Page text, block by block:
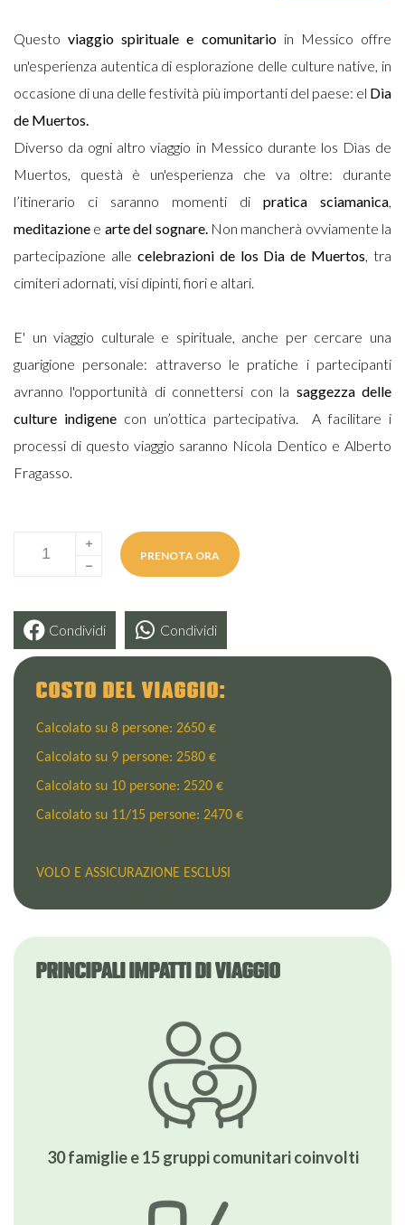
Questoviaggio spirituale e comunitarioin Messico offre
un'esperienza autentica di esplorazione delle culture native, in
occasione di una delle festività più importanti del paese: el Dìa
de Muertos. ​
Diverso da ogni altro viaggio in Messico durante los Dìas de
Muertos, questà è un'esperienza che va oltre: durante
l’itinerario ci saranno momenti di pratica sciamanica,
meditazione e arte del sognare.Non mancherà ovviamente la
partecipazione alle celebrazioni de los Dia de Muertos, tra
cimiteri adornati, visi dipinti, fiori e altari.
E' un viaggio culturale e spirituale, anche per cercare una
guarigione personale: attraverso le pratiche i partecipanti
avranno l'opportunità di connettersi con la saggezza delle
culture indigenecon un’ottica partecipativa. A facilitare i
processi di questo viaggio saranno Nicola Dentico e Alberto
Fragasso.
PRENOTA ORA
Condividi Condividi
COSTO DEL VIAGGIO:
Calcolato su 8 persone: 2650 €
Calcolato su 9 persone: 2580 €
Calcolato su 10 persone: 2520 €
Calcolato su 11/15 persone: 2470 €
VOLO E ASSICURAZIONE ESCLUSI
PRINCIPALI IMPATTI DI VIAGGIO
30 famiglie e 15 gruppi comunitari coinvolti